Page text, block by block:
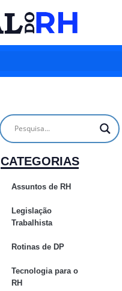
CATEGORIAS
Assuntos de RH
Legislação
Trabalhista
Rotinas de DP
Tecnologia para o
RH